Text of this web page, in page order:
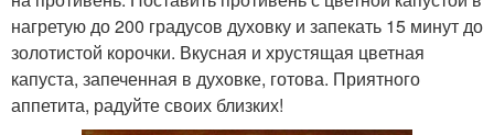
нагретую до 200 градусов духовку и запекать 15 минут до
золотистой корочки. Вкусная и хрустящая цветная
капуста, запеченная в духовке, готова. Приятного
аппетита, радуйте своих близких!